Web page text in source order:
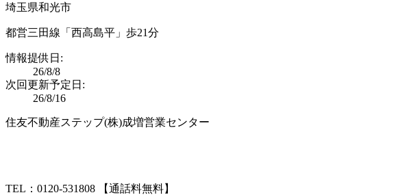
埼玉県和光市
都営三田線「西高島平」歩21分
情報提供日:
26/8/8
次回更新予定日:
26/8/16
住友不動産ステップ(株)成増営業センター
TEL：0120-531808 【通話料無料】